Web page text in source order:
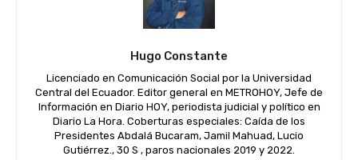
Hugo Constante
Licenciado en Comunicación Social por la Universidad
Central del Ecuador. Editor general en METROHOY, Jefe de
Información en Diario HOY, periodista judicial y político en
Diario La Hora. Coberturas especiales: Caída de los
Presidentes Abdalá Bucaram, Jamil Mahuad, Lucio
Gutiérrez., 30 S , paros nacionales 2019 y 2022.